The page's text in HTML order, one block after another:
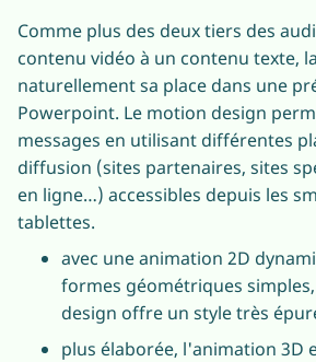
Comme plus des deux tiers des
contenu vidéo à un contenu texte,
naturellement sa place dans une
Powerpoint. Le motion design
messages en utilisant différentes
diffusion (sites partenaires, sites
en ligne…) accessibles depuis les
tablettes.
avec une animation 2D
formes géométriques
design offre un style très
plus élaborée, l'animation 3D